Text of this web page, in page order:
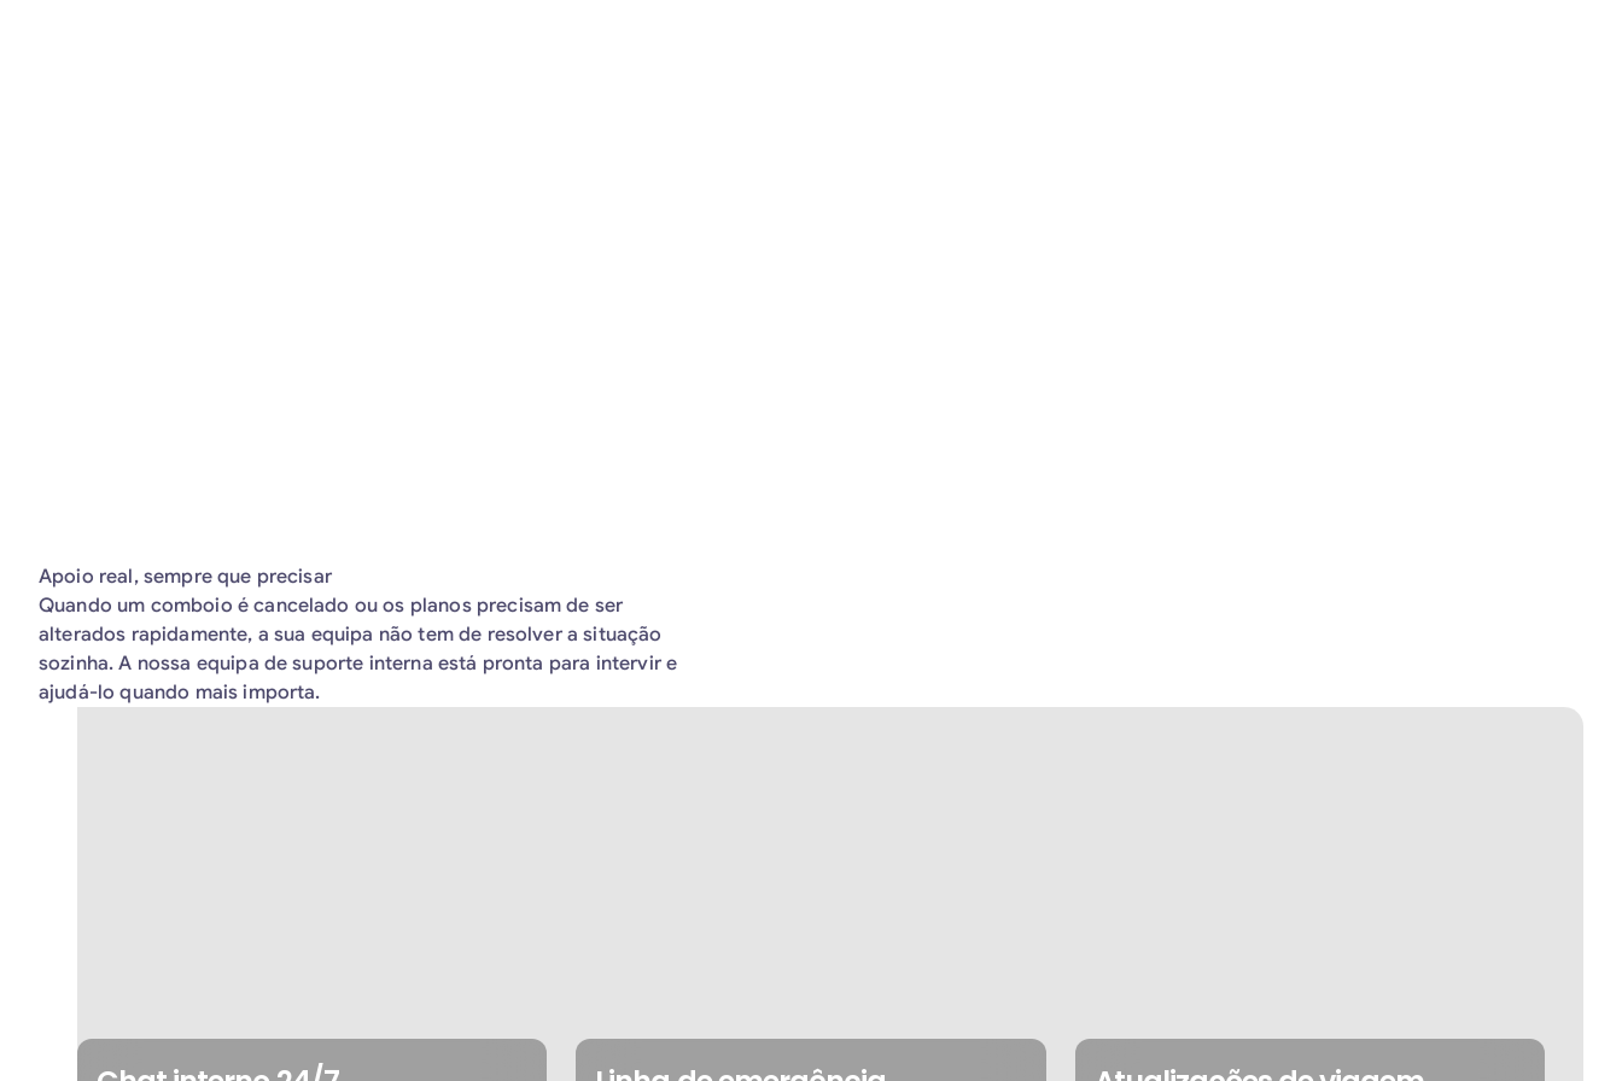
Apoio real, sempre que precisar
Quando um comboio é cancelado ou os planos precisam de ser
alterados rapidamente, a sua equipa não tem de resolver a situação
sozinha. A nossa equipa de suporte interna está pronta para intervir e
ajudá-lo quando mais importa.